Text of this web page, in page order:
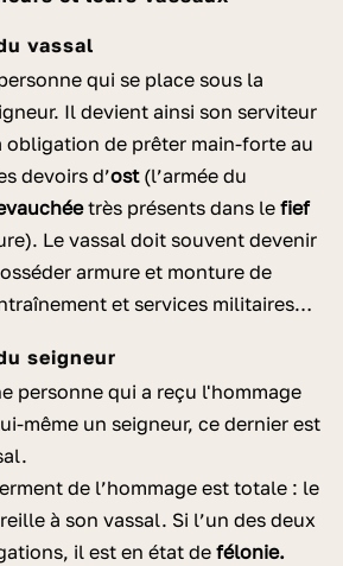
vassal
qui se place sous la
Il devient ainsi son serviteur
obligation de prêter main-forte au
devoirs d’ost(l’armée du
très présents dans le fief
Le vassal doit souvent devenir
armure et monture de
et services militaires…
seigneur
personne qui a reçu l'hommage
même un seigneur, ce dernier est
de l’hommage est totale : le
à son vassal. Si l’un des deux
il est en état de félonie.